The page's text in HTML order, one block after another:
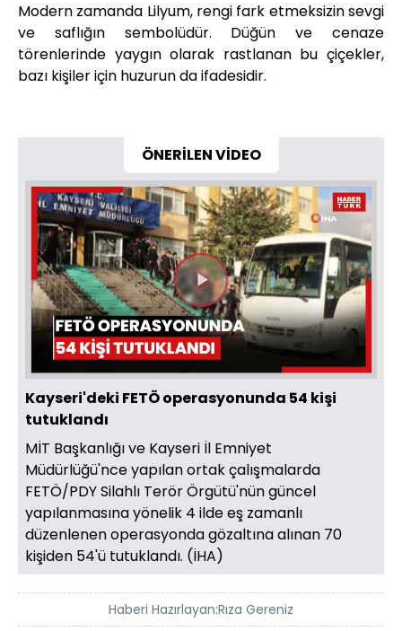
Modern zamanda Lilyum, rengi fark etmeksizin sevgi
ve saflığın sembolüdür. Düğün ve cenaze
törenlerinde yaygın olarak rastlanan bu çiçekler,
bazı kişiler için huzurun da ifadesidir.
ÖNERİLEN VİDEO
Videoyu
Oynat
Kayseri'deki FETÖ operasyonunda 54 kişi
tutuklandı
MİT Başkanlığı ve Kayseri İl Emniyet
Müdürlüğü'nce yapılan ortak çalışmalarda
FETÖ/PDY Silahlı Terör Örgütü'nün güncel
yapılanmasına yönelik 4 ilde eş zamanlı
düzenlenen operasyonda gözaltına alınan 70
kişiden 54'ü tutuklandı. (İHA)
Haberi Hazırlayan:Rıza Gereniz